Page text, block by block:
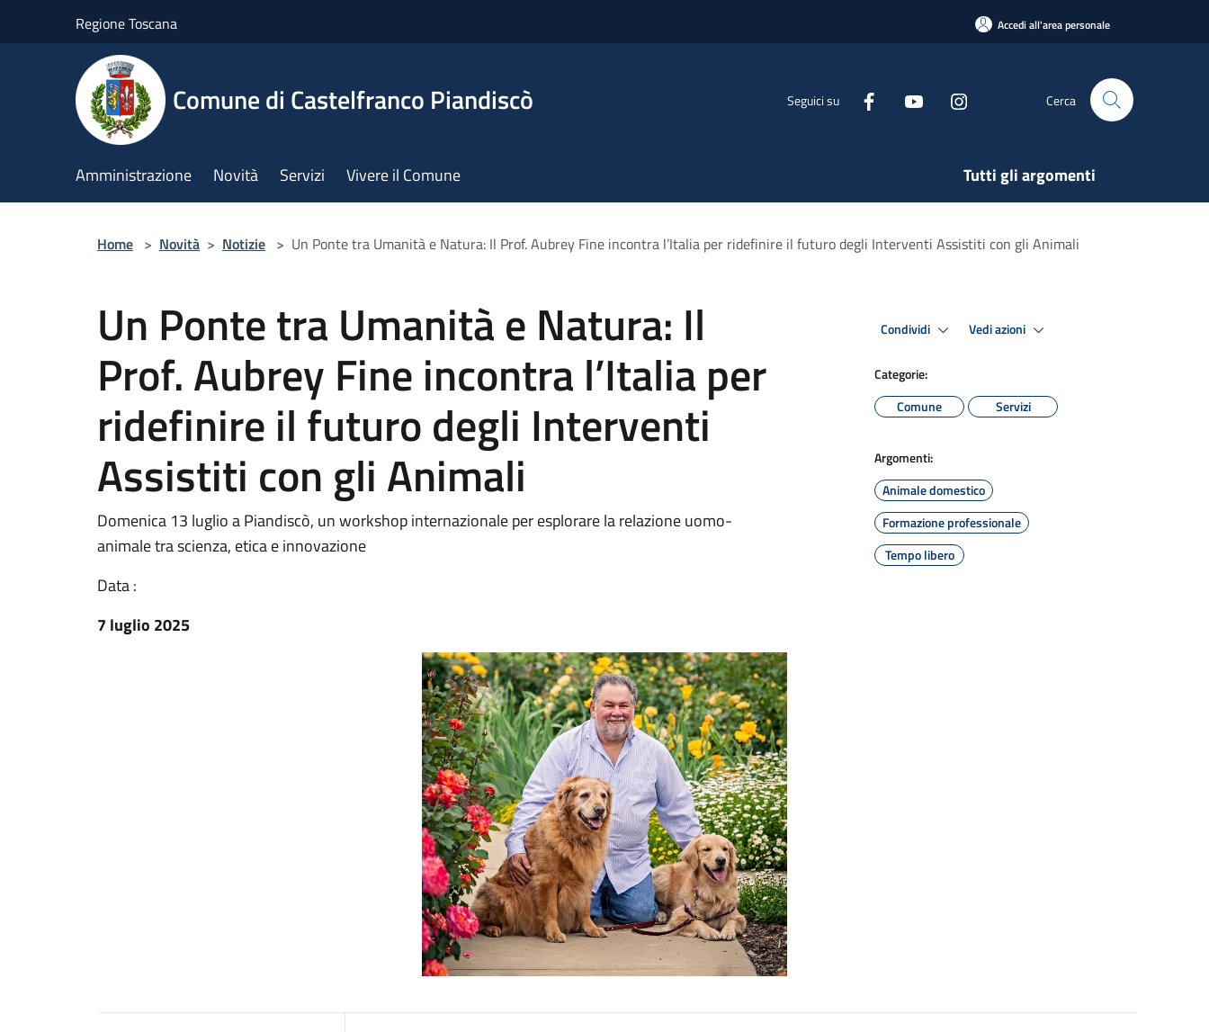
Regione Toscana Accedi all'area personale
Comune di Castelfranco Piandiscò Seguici su Cerca
Amministrazione Novità Servizi Vivere il Comune Tutti gli argomenti
Home > Novità > Notizie > Un Ponte tra Umanità e Natura: Il Prof. Aubrey Fine incontra l’Italia per ridefinire il futuro degli Interventi Assistiti con gli Animali
Un Ponte tra Umanità e Natura: Il
Prof. Aubrey Fine incontra l’Italia per
ridefinire il futuro degli Interventi
Assistiti con gli Animali
Domenica 13 luglio a Piandiscò, un workshop internazionale per esplorare la relazione uomo-
animale tra scienza, etica e innovazione
Data :
7 luglio 2025
Condividi Vedi azioni
Categorie:
Comune
Servizi
Argomenti:
Animale domestico
Formazione professionale
Tempo libero